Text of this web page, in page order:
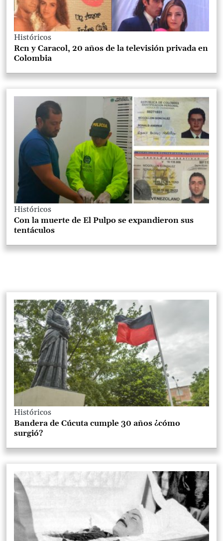
Históricos
Rcn y Caracol, 20 años de la televisión privada en
Colombia
Históricos
Con la muerte de El Pulpo se expandieron sus
tentáculos
Históricos
Bandera de Cúcuta cumple 30 años ¿cómo
surgió?